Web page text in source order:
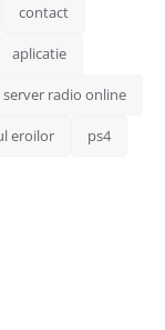
contact
aplicatie
server radio online
eroilor ps4